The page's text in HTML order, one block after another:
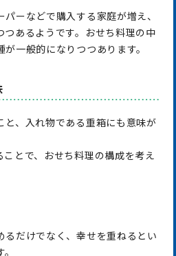
ーなどで購入する家庭が増え、
つあるようです。おせち料理の中
一般的になりつつあります。
と、入れ物である重箱にも意味が
とで、おせち料理の構成を考え
るだけでなく、幸せを重ねるとい